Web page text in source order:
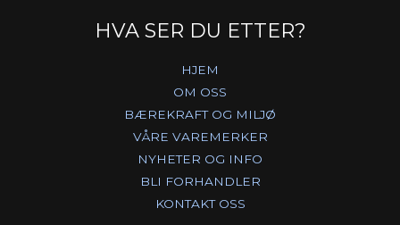
HVA SER DU ETTER?
HJEM
OM OSS
BÆREKRAFT OG MILJØ
VÅRE VAREMERKER
NYHETER OG INFO
BLI FORHANDLER
KONTAKT OSS